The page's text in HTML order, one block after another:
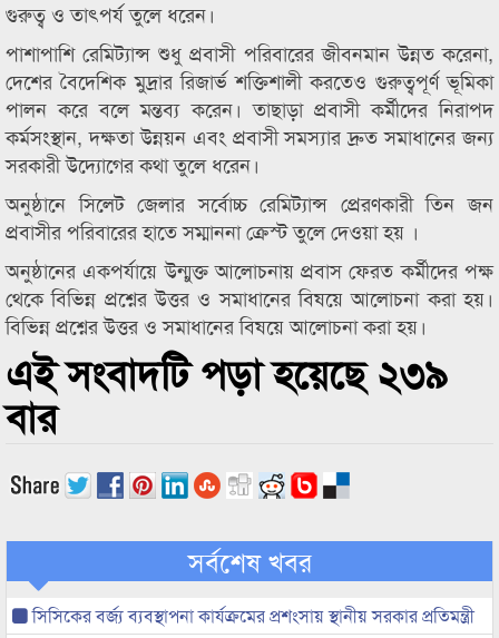
গুরুত্ব ও তাৎপর্য তুলে ধরেন।
পাশাপাশি রেমিট্যান্স শুধু প্রবাসী পরিবারের জীবনমান উন্নত করেনা,
দেশের বৈদেশিক মুদ্রার রিজার্ভ শক্তিশালী করতেও গুরুত্বপূর্ণ ভূমিকা
পালন করে বলে মন্তব্য করেন। তাছাড়া প্রবাসী কর্মীদের নিরাপদ
কর্মসংস্থান, দক্ষতা উন্নয়ন এবং প্রবাসী সমস্যার দ্রুত সমাধানের জন্য
সরকারী উদ্যোগের কথা তুলে ধরেন।
অনুষ্ঠানে সিলেট জেলার সর্বোচ্চ রেমিট্যান্স প্রেরণকারী তিন জন
প্রবাসীর পরিবারের হাতে সম্মাননা ক্রেস্ট তুলে দেওয়া হয় ।
অনুষ্ঠানের একপর্যায়ে উন্মুক্ত আলোচনায় প্রবাস ফেরত কর্মীদের পক্ষ
থেকে বিভিন্ন প্রশ্নের উত্তর ও সমাধানের বিষয়ে আলোচনা করা হয়।
বিভিন্ন প্রশ্নের উত্তর ও সমাধানের বিষয়ে আলোচনা করা হয়।
এই সংবাদটি পড়া হয়েছে ২৩৯
বার
সর্বশেষ খবর
সিসিকের বর্জ্য ব্যবস্থাপনা কার্যক্রমের প্রশংসায় স্থানীয় সরকার প্রতিমন্ত্রী